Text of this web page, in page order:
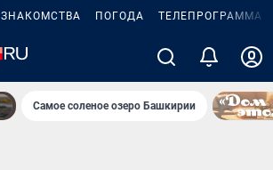
ЗНАКОМСТВА ПОГОДА ТЕЛЕПРОГРАММА
Самое соленое озеро Башкирии